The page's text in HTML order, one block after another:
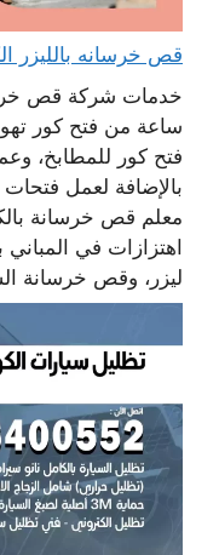
قص خرسانه بالليزر الكويت 65932555
ساعة من فتح كور
فتح كور للمطابخ،
بالإضافة لعمل
معلم قص خرسانة
اهتزازات في
ليزر، وقص خرسانة